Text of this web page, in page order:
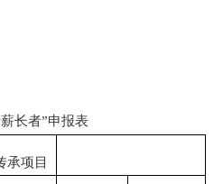
长者”申报表
承项目